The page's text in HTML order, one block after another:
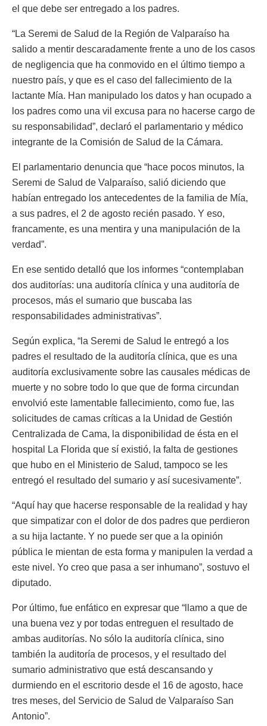
el que debe ser entregado a los padres.
“La Seremi de Salud de la Región de Valparaíso ha
salido a mentir descaradamente frente a uno de los casos
de negligencia que ha conmovido en el último tiempo a
nuestro país, y que es el caso del fallecimiento de la
lactante Mía. Han manipulado los datos y han ocupado a
los padres como una vil excusa para no hacerse cargo de
su responsabilidad”, declaró el parlamentario y médico
integrante de la Comisión de Salud de la Cámara.
El parlamentario denuncia que “hace pocos minutos, la
Seremi de Salud de Valparaíso, salió diciendo que
habían entregado los antecedentes de la familia de Mía,
a sus padres, el 2 de agosto recién pasado. Y eso,
francamente, es una mentira y una manipulación de la
verdad”.
En ese sentido detalló que los informes “contemplaban
dos auditorías: una auditoría clínica y una auditoría de
procesos, más el sumario que buscaba las
responsabilidades administrativas”.
Según explica, “la Seremi de Salud le entregó a los
padres el resultado de la auditoría clínica, que es una
auditoría exclusivamente sobre las causales médicas de
muerte y no sobre todo lo que que de forma circundan
envolvió este lamentable fallecimiento, como fue, las
solicitudes de camas críticas a la Unidad de Gestión
Centralizada de Cama, la disponibilidad de ésta en el
hospital La Florida que sí existió, la falta de gestiones
que hubo en el Ministerio de Salud, tampoco se les
entregó el resultado del sumario y así sucesivamente”.
“Aquí hay que hacerse responsable de la realidad y hay
que simpatizar con el dolor de dos padres que perdieron
a su hija lactante. Y no puede ser que a la opinión
pública le mientan de esta forma y manipulen la verdad a
este nivel. Yo creo que pasa a ser inhumano”, sostuvo el
diputado.
Por último, fue enfático en expresar que “llamo a que de
una buena vez y por todas entreguen el resultado de
ambas auditorías. No sólo la auditoría clínica, sino
también la auditoría de procesos, y el resultado del
sumario administrativo que está descansando y
durmiendo en el escritorio desde el 16 de agosto, hace
tres meses, del Servicio de Salud de Valparaíso San
Antonio”.